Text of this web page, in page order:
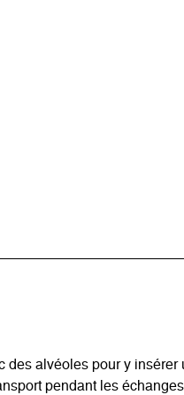
des alvéoles pour y
pendant les échanges.